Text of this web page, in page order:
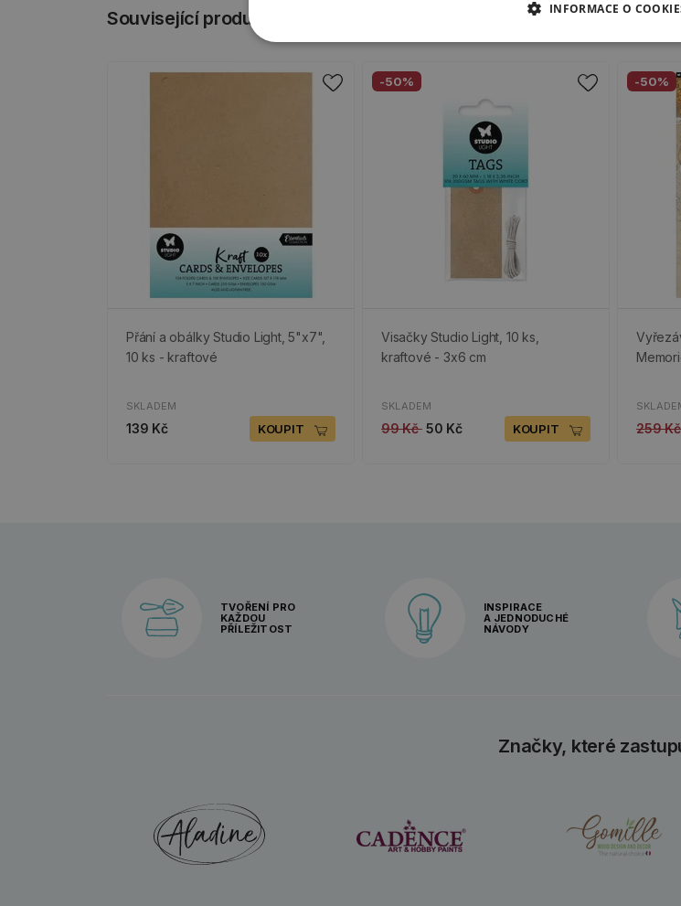
Související produkty
Přání a obálky Studio Light, 5"x7",
10 ks - kraftové
SKLADEM
139 Kč KOUPIT
-50%
Visačky Studio Light, 10 ks,
kraftové - 3x6 cm
SKLADEM
99 Kč 50 Kč KOUPIT
-50%
259
TVOŘENÍ PRO
KAŽDOU
PŘÍLEŽITOST
INSPIRACE
A JEDNODUCHÉ
NÁVODY
Značky, které
INFORMACE O